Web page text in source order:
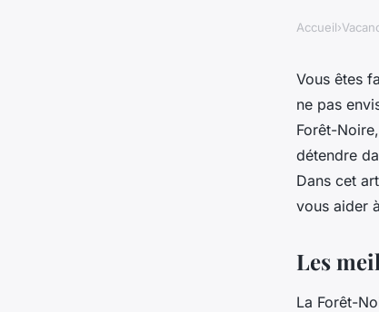
Où trouver les
de spa dans les
Noire, Allemagne?
Accueil›
Vous êtes
ne pas
Forêt-
détendre
Dans cet
vous aider
Les
La Forêt-